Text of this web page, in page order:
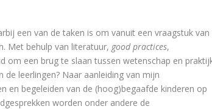
een van de taken is om vanuit een vraagstuk van
Met behulp van literatuur, good practices,
om een brug te slaan tussen wetenschap en
de leerlingen? Naar aanleiding van mijn
begeleiden van de (hoog)begaafde kinderen op
worden onder andere de